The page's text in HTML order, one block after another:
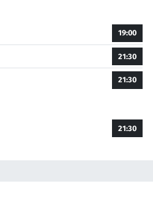
19:00
21:30
21:30
21:30